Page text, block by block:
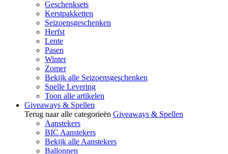
Geschenksets
Kerstpakketten
Seizoensgeschenken
Herfst
Lente
Pasen
Winter
Zomer
Bekijk alle Seizoensgeschenken
Snelle Levering
Toon alle artikelen
Giveaways & Spellen
Terug naar alle categorieën Giveaways & Spellen
Aanstekers
BIC Aanstekers
Bekijk alle Aanstekers
Ballonnen